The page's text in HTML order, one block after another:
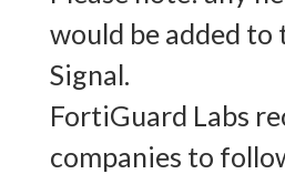
would be added to
Signal.
FortiGuard Labs
companies to